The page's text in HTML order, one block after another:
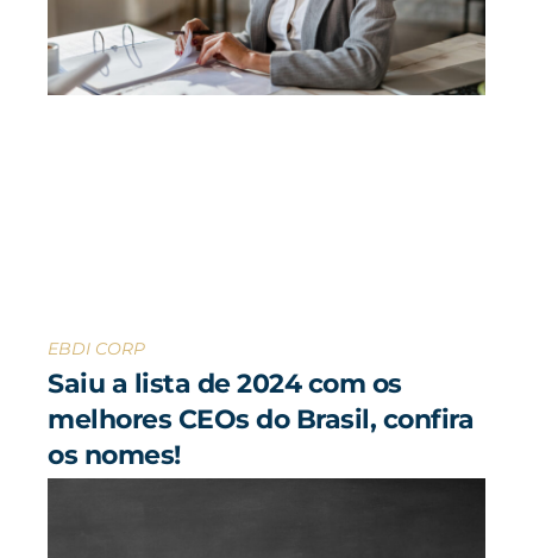
Saiu a lista de 2024 com os
melhores CEOs do Brasil, confira
os nomes!
EBDI CORP